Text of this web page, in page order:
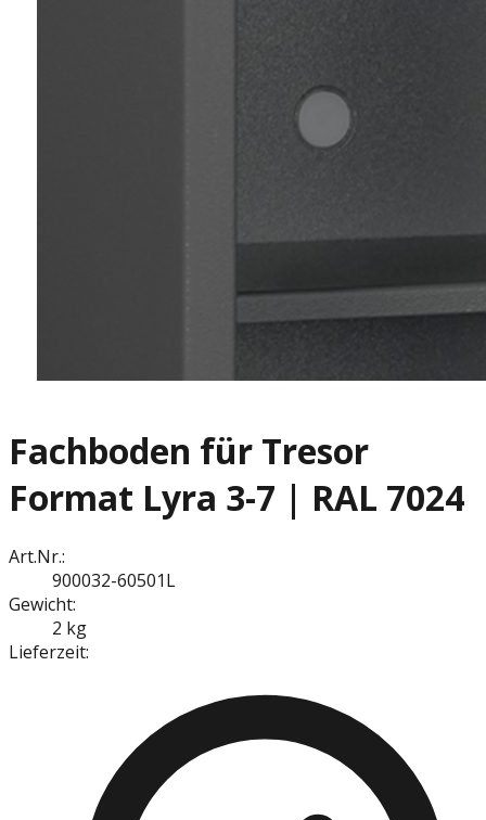
Fachboden für Tresor
Format Lyra 3-7 | RAL 7024
Art.Nr.:
900032-60501L
Gewicht:
2 kg
Lieferzeit: